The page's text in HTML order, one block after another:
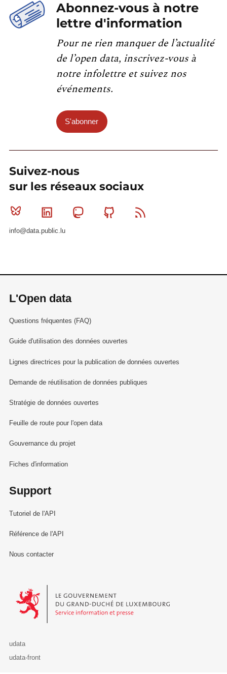
Abonnez-vous à notre
lettre d'information
Pour ne rien manquer de l’actualité
de l’open data, inscrivez-vous à
notre infolettre et suivez nos
événements.
S'abonner
Suivez-nous
sur les réseaux sociaux
Bluesky Linkedin MastodonGithub
info@data.public.lu
L'Open data
Questions fréquentes (FAQ)
Guide d'utilisation des données ouvertes
Lignes directrices pour la publication de données ouvertes
Demande de réutilisation de données publiques
Stratégie de données ouvertes
Feuille de route pour l'open data
Gouvernance du projet
Fiches d'information
Support
Tutoriel de l'API
Référence de l'API
Nous contacter
Le Gouvernement du Grand-Duché de Luxembourg - Service
udata
udata-front